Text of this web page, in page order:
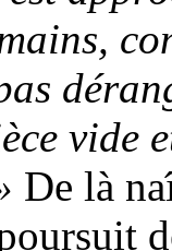
vide
De là